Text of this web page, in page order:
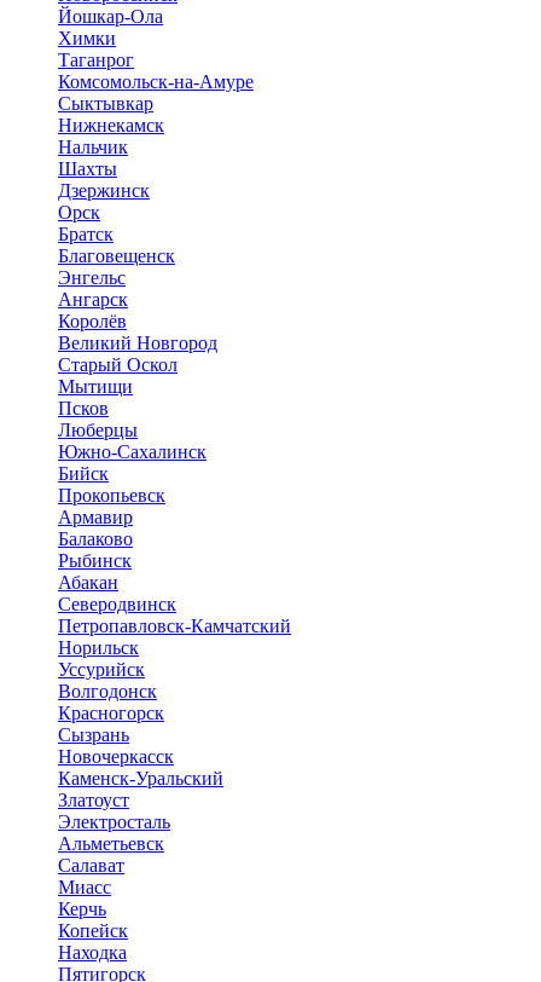
Йошкар-Ола
Химки
Таганрог
Комсомольск-на-Амуре
Сыктывкар
Нижнекамск
Нальчик
Шахты
Дзержинск
Орск
Братск
Благовещенск
Энгельс
Ангарск
Королёв
Великий Новгород
Старый Оскол
Мытищи
Псков
Люберцы
Южно-Сахалинск
Бийск
Прокопьевск
Армавир
Балаково
Рыбинск
Абакан
Северодвинск
Петропавловск-Камчатский
Норильск
Уссурийск
Волгодонск
Красногорск
Сызрань
Новочеркасск
Каменск-Уральский
Златоуст
Электросталь
Альметьевск
Салават
Миасс
Керчь
Копейск
Находка
Пятигорск